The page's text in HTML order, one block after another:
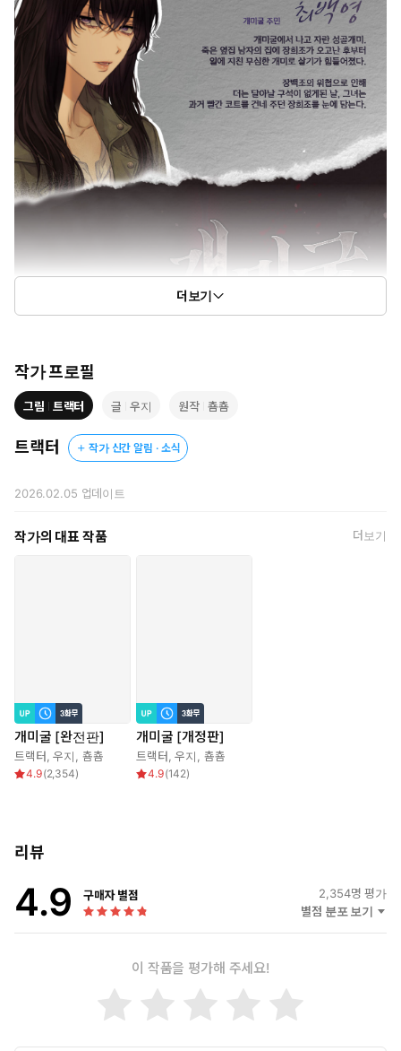
더보기
작가 프로필
그림 트랙터 글 우지 원작 춈춈
트랙터 작가 신간 알림 · 소식
2026.02.05 업데이트
작가의 대표 작품 더보기
개미굴 [완전판]
트랙터 ,우지 춈춈
4.9(2,354)
개미굴 [개정판]
트랙터 ,우지 춈춈
4.9(142)
리뷰
4.9 구매자 별점 2,354명 평가
별점 분포 보기
이 작품을 평가해 주세요!